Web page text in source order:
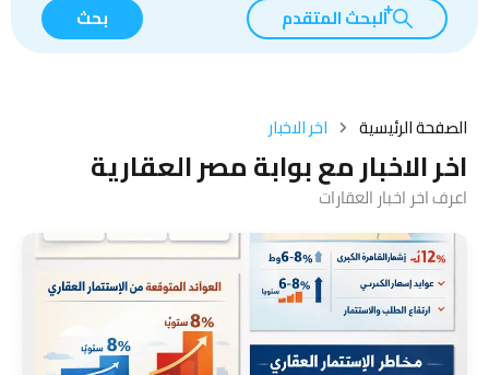
البحث المتقدم بحث
الصفحة الرئيسية اخر الاخبار
اخر الاخبار مع بوابة مصر العقارية
اعرف اخر اخبار العقارات